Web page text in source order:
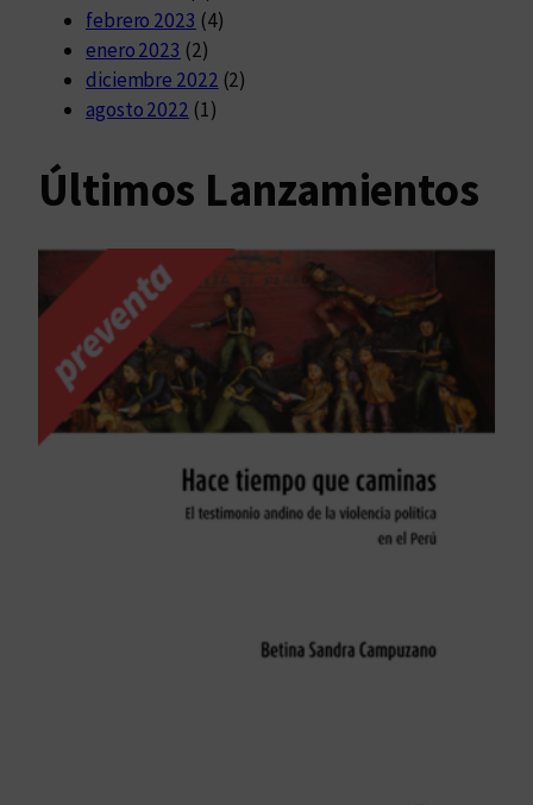
febrero 2023 (4)
enero 2023 (2)
diciembre 2022 (2)
agosto 2022 (1)
Últimos Lanzamientos